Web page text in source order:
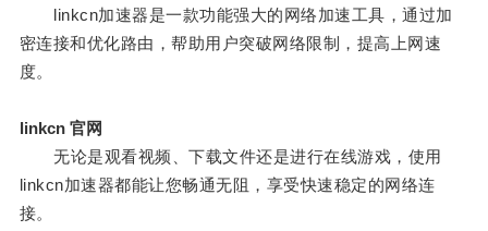
linkcn加速器是一款功能强大的网络加速工具，通过加
密连接和优化路由，帮助用户突破网络限制，提高上网速
度。
linkcn 官网
无论是观看视频、下载文件还是进行在线游戏，使用
linkcn加速器都能让您畅通无阻，享受快速稳定的网络连
接。